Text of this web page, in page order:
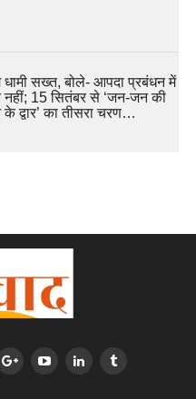
धामी सख्त, बोले- आपदा प्रबंधन में
नहीं; 15 सितंबर से ‘जन-जन की
द्वार’ का तीसरा चरण…